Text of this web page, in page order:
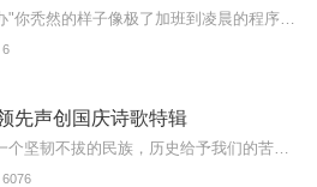
6
先声创国庆诗歌特辑
6076